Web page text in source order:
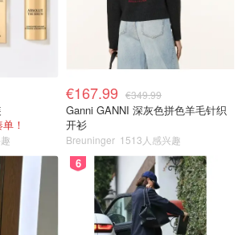
！
€167.99 €349.99
Ganni GANNI 深灰色拼色羊毛针织
开衫
Breuninger 1513人感兴趣
6